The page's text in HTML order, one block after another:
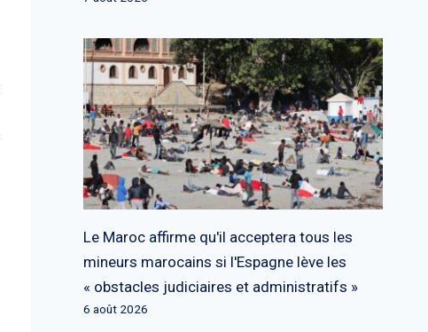
Le Maroc affirme qu'il acceptera tous les
mineurs marocains si l'Espagne lève les
« obstacles judiciaires et administratifs »
6 août 2026